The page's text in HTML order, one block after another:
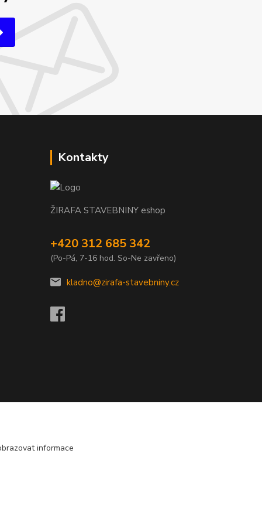
Kontakty
ŽIRAFA STAVEBNINY eshop
+420 312 685 342
(Po-Pá, 7-16 hod. So-Ne zavřeno)
kladno@zirafa-stavebniny.cz
informace